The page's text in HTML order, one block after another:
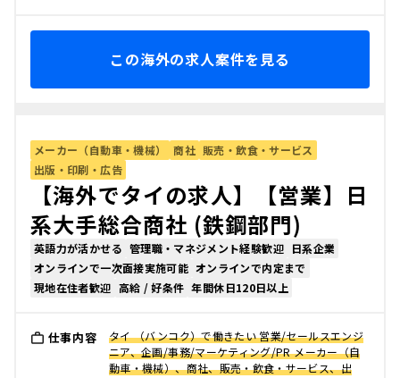
この海外の求人案件を見る
メーカー（自動車・機械） 商社 販売・飲食・サービス
出版・印刷・広告
【海外でタイの求人】【営業】日
系大手総合商社 (鉄鋼部門)
英語力が活かせる 管理職・マネジメント経験歓迎 日系企業
オンラインで一次面接実施可能 オンラインで内定まで
現地在住者歓迎 高給 / 好条件 年間休日120日以上
仕事内容
タイ （バンコク）で働きたい 営業/セールスエンジ
ニア、企画/事務/マーケティング/PR メーカー（自
動車・機械）、商社、販売・飲食・サービス、出